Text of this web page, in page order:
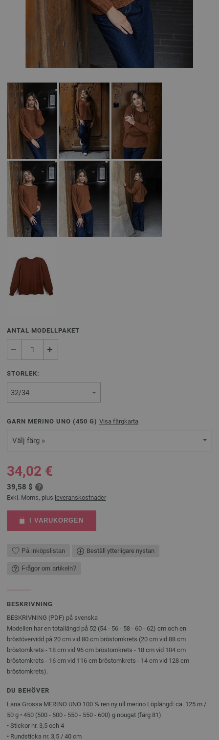
ANTAL MODELLPAKET
STORLEK:
GARN MERINO UNO (450 G) Visa färgkarta
Välj färg »
34,02 €
39,58 $
Exkl. Moms, plus leveranskostnader
I VARUKORGEN
På inköpslistan Beställ ytterligare nystan
Frågor om artikeln?
BESKRIVNING
BESKRIVNING (PDF) på svenska
Modellen har en totallängd på 52 (54 - 56 - 58 - 60 - 62) cm och en
bröstövervidd på 20 cm vid 80 cm bröstomkrets (20 cm vid 88 cm
bröstomkrets - 18 cm vid 96 cm bröstomkrets - 18 cm vid 104 cm
bröstomkrets - 16 cm vid 116 cm bröstomkrets - 14 cm vid 128 cm
bröstomkrets).
DU BEHÖVER
Lana Grossa MERINO UNO 100 % ren ny ull merino Löplängd: ca. 125 m /
50 g • 450 (500 - 500 - 550 - 550 - 600) g nougat (färg 81)
• Stickor nr. 3,5 och 4
• Rundsticka nr. 3,5 / 40 cm